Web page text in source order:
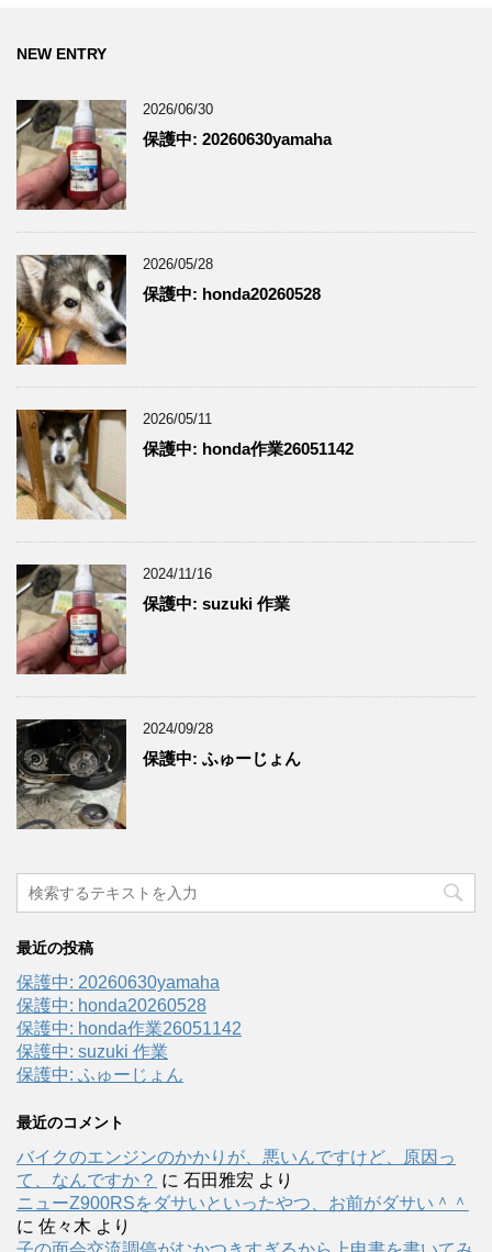
NEW ENTRY
2026/06/30
保護中: 20260630yamaha
2026/05/28
保護中: honda20260528
2026/05/11
保護中: honda作業26051142
2024/11/16
保護中: suzuki 作業
2024/09/28
保護中: ふゅーじょん
最近の投稿
保護中: 20260630yamaha
保護中: honda20260528
保護中: honda作業26051142
保護中: suzuki 作業
保護中: ふゅーじょん
最近のコメント
バイクのエンジンのかかりが、悪いんですけど、原因っ
て、なんですか？ に 石田雅宏 より
ニューZ900RSをダサいといったやつ、お前がダサい＾＾
に 佐々木 より